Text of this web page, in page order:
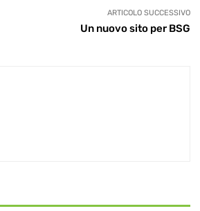
ARTICOLO SUCCESSIVO
Un nuovo sito per BSG